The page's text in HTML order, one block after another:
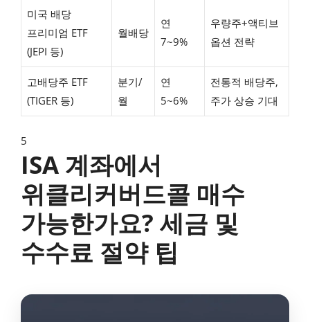
미국 배당
프리미엄 ETF
(JEPI 등)
월배당
연
7~9%
우량주+액티브
옵션 전략
고배당주 ETF
(TIGER 등)
분기/
월
연
5~6%
전통적 배당주,
주가 상승 기대
5
ISA 계좌에서
위클리커버드콜 매수
가능한가요? 세금 및
수수료 절약 팁